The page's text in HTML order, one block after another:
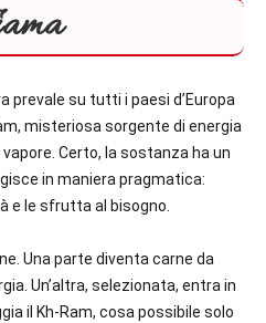
prevale su tutti i paesi d’Europa
misteriosa sorgente di energia
Certo, la sostanza ha un
in maniera pragmatica:
e le sfrutta al bisogno.
Una parte diventa carne da
Un’altra, selezionata, entra in
il Kh-Ram, cosa possibile solo